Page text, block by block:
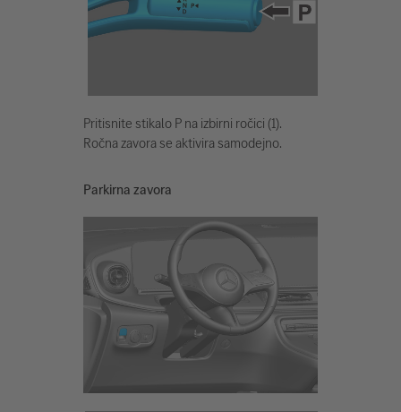
Pritisnite stikalo P na izbirni ročici (1).
Ročna zavora se aktivira samodejno.
Parkirna zavora